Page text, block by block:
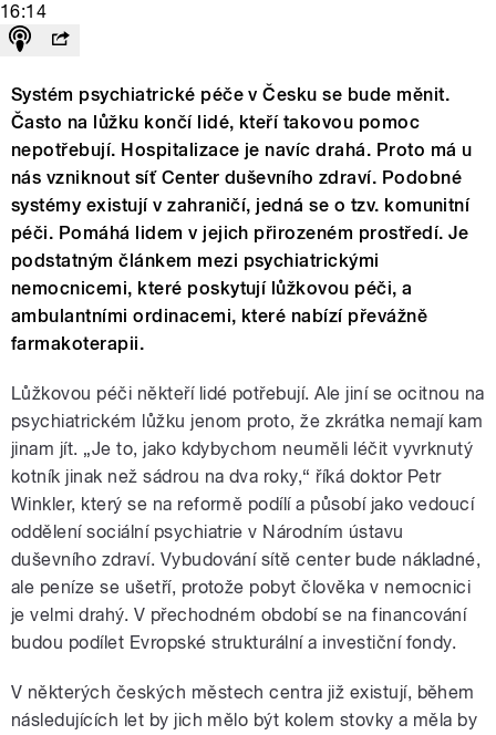
16:14
Systém psychiatrické péče v Česku se bude měnit.
Často na lůžku končí lidé, kteří takovou pomoc
nepotřebují. Hospitalizace je navíc drahá. Proto má u
nás vzniknout síť Center duševního zdraví. Podobné
systémy existují v zahraničí, jedná se o tzv. komunitní
péči. Pomáhá lidem v jejich přirozeném prostředí. Je
podstatným článkem mezi psychiatrickými
nemocnicemi, které poskytují lůžkovou péči, a
ambulantními ordinacemi, které nabízí převážně
farmakoterapii.
Lůžkovou péči někteří lidé potřebují. Ale jiní se ocitnou na
psychiatrickém lůžku jenom proto, že zkrátka nemají kam
jinam jít. „Je to, jako kdybychom neuměli léčit vyvrknutý
kotník jinak než sádrou na dva roky,“ říká doktor Petr
Winkler, který se na reformě podílí a působí jako vedoucí
oddělení sociální psychiatrie v Národním ústavu
duševního zdraví. Vybudování sítě center bude nákladné,
ale peníze se ušetří, protože pobyt člověka v nemocnici
je velmi drahý. V přechodném období se na financování
budou podílet Evropské strukturální a investiční fondy.
V některých českých městech centra již existují, během
následujících let by jich mělo být kolem stovky a měla by